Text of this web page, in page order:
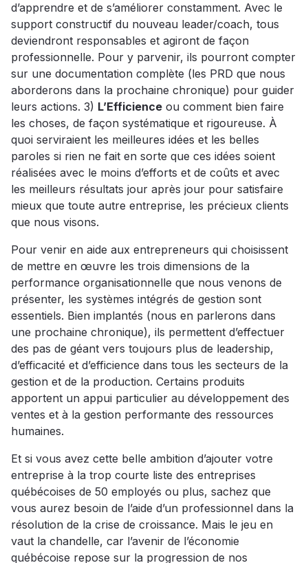
d’apprendre et de s’améliorer constamment. Avec le
support constructif du nouveau leader/coach, tous
deviendront responsables et agiront de façon
professionnelle. Pour y parvenir, ils pourront compter
sur une documentation complète (les PRD que nous
aborderons dans la prochaine chronique) pour guider
leurs actions. 3) L’Efficience ou comment bien faire
les choses, de façon systématique et rigoureuse. À
quoi serviraient les meilleures idées et les belles
paroles si rien ne fait en sorte que ces idées soient
réalisées avec le moins d’efforts et de coûts et avec
les meilleurs résultats jour après jour pour satisfaire
mieux que toute autre entreprise, les précieux clients
que nous visons.
Pour venir en aide aux entrepreneurs qui choisissent
de mettre en œuvre les trois dimensions de la
performance organisationnelle que nous venons de
présenter, les systèmes intégrés de gestion sont
essentiels. Bien implantés (nous en parlerons dans
une prochaine chronique), ils permettent d’effectuer
des pas de géant vers toujours plus de leadership,
d’efficacité et d’efficience dans tous les secteurs de la
gestion et de la production. Certains produits
apportent un appui particulier au développement des
ventes et à la gestion performante des ressources
humaines.
Et si vous avez cette belle ambition d’ajouter votre
entreprise à la trop courte liste des entreprises
québécoises de 50 employés ou plus, sachez que
vous aurez besoin de l’aide d’un professionnel dans la
résolution de la crise de croissance. Mais le jeu en
vaut la chandelle, car l’avenir de l’économie
québécoise repose sur la progression de nos